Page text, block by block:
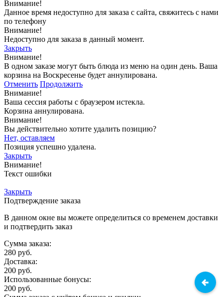
Внимание!
Данное время недоступно для заказа с сайта, свяжитесь с нами
по телефону
Внимание!
Недоступно для заказа в данный момент.
Закрыть
Внимание!
В одном заказе могут быть блюда из меню на один день. Ваша
корзина на Воскресенье будет аннулирована.
Отменить Продолжить
Внимание!
Ваша сессия работы с браузером истекла.
Корзина аннулирована.
Внимание!
Вы действительно хотите удалить позицию?
Нет, оставляем
Позиция успешно удалена.
Закрыть
Внимание!
Текст ошибки
Закрыть
Подтверждение заказа
В данном окне вы можете определиться со временем доставки
и подтвердить заказ
Сумма заказа:
280 руб.
Доставка:
200 руб.
Использованные бонусы:
200 руб.